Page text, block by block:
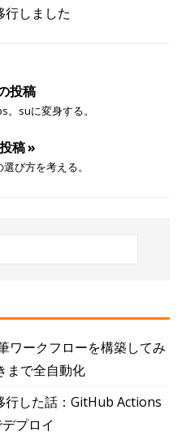
行しました
投稿
。suに変身する。
稿 »
び方を考える。
ワークフローを構築してみ
まで全自動化
行した話：GitHub Actions
プロイ